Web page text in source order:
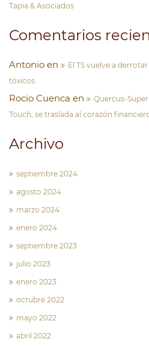
Tapia & Asociados
Comentarios
Antonio en
El TS vuelve a
tóxicos.
Rocio Cuenca en
Quercus-
Touch, se traslada al corazón
Archivo
septiembre 2024
agosto 2024
marzo 2024
enero 2024
septiembre 2023
julio 2023
enero 2023
octubre 2022
mayo 2022
abril 2022